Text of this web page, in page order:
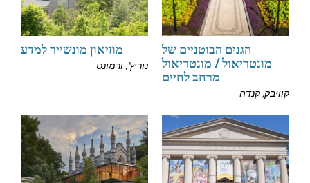
הגנים הבוטניים של
מונטריאול / מונטריאול
מרחב לחיים
קוויבק, קנדה
מוזיאון מונשייר למדע
נוריץ', ורמונט